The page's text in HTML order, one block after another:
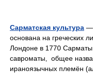
Сарматская культура —
основана на греческих
Лондоне в 1770 Сарматы
савроматы, общее
ираноязычных племён